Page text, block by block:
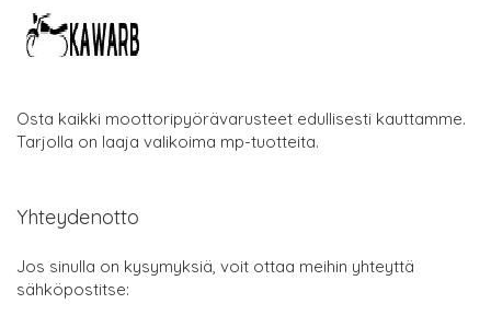
Osta kaikki moottoripyörävarusteet edullisesti kauttamme.
Tarjolla on laaja valikoima mp-tuotteita.
Yhteydenotto
Jos sinulla on kysymyksiä, voit ottaa meihin yhteyttä
sähköpostitse: